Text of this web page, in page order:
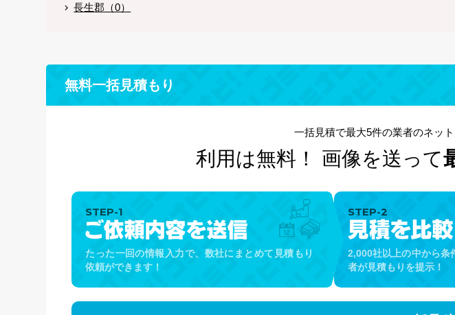
長生郡（0）
無料一括見積もり
一括見積で最大5件の業者のネッ
利用は無料！ 画像を送って
STEP-1
たった一回の情報入力で、数社にまとめて見積もり
依頼ができます！
STEP-2
2,000社以上の中から条
者が見積もりを提示！